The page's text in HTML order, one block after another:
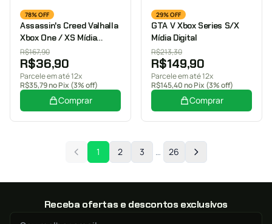
78% OFF
Assassin's Creed Valhalla
Xbox One / XS Mídia
Digital
R$167,90
R$36,90
Parcele em até 12x
R$35,79no Pix (3% off)
Comprar
29% OFF
GTA V Xbox Series S/X
Mídia Digital
R$213,30
R$149,90
Parcele em até 12x
R$145,40no Pix (3% off)
Comprar
1 2 3 … 26
Receba ofertas e descontos exclusivos